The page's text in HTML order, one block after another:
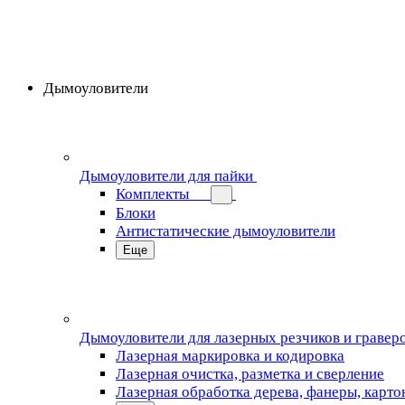
Дымоуловители
Дымоуловители для пайки
Комплекты
Блоки
Антистатические дымоуловители
Еще
Дымоуловители для лазерных резчиков и
Лазерная маркировка и кодировка
Лазерная очистка, разметка и сверление
Лазерная обработка дерева, фанеры,